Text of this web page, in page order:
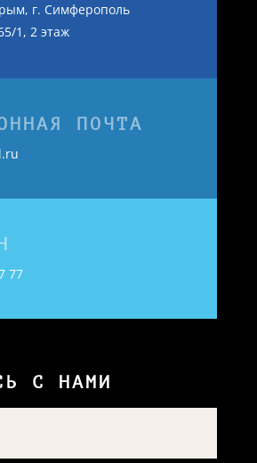
г. Симферополь
1, 2 этаж
ПОЧТА
77
С НАМИ